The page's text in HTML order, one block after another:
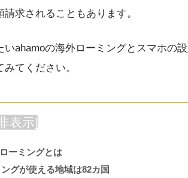
求されることもあります。
ahamoの海外ローミングとスマホの
てください。
表示]
ーミングとは
グが使える地域は82カ国